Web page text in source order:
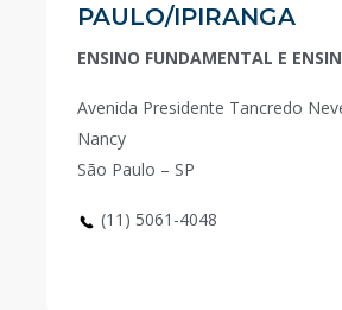
PAULO/IPIRANGA
ENSINO FUNDAMENTAL E
Avenida Presidente Tancredo
Nancy
São Paulo – SP
(11) 5061-4048